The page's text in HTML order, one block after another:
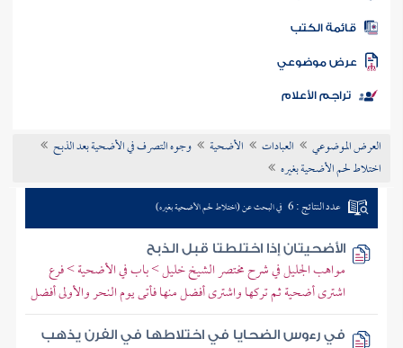
المكتبة
الكتب
موضوعي
تراجم الأعلام
العرض الموضوعي العبادات الأضحية
وجوه التصرف في الأضحية بعد الذبح
اختلاط لحم الأضحية بغيره
عدد النتائج : 6 في البحث عن (اختلاط لحم الأضحية بغيره)
الأضحيتان إذا اختلطتا قبل الذبح
مواهب الجليل في شرح مختصر الشيخ خليل > باب في الأضحية > فرع
اشترى أضحية ثم تركها واشترى أفضل منها فأتى يوم النحر والأولى أفضل
في رءوس الضحايا في اختلاطها في الفرن يذهب